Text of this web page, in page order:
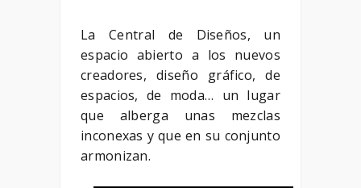
La Central de Diseños, un
espacio abierto a los nuevos
creadores, diseño gráfico, de
espacios, de moda… un lugar
que alberga unas mezclas
inconexas y que en su conjunto
armonizan.